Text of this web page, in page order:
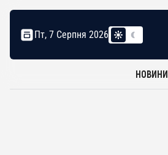
Пт, 7 Серпня 2026
НОВИНИ